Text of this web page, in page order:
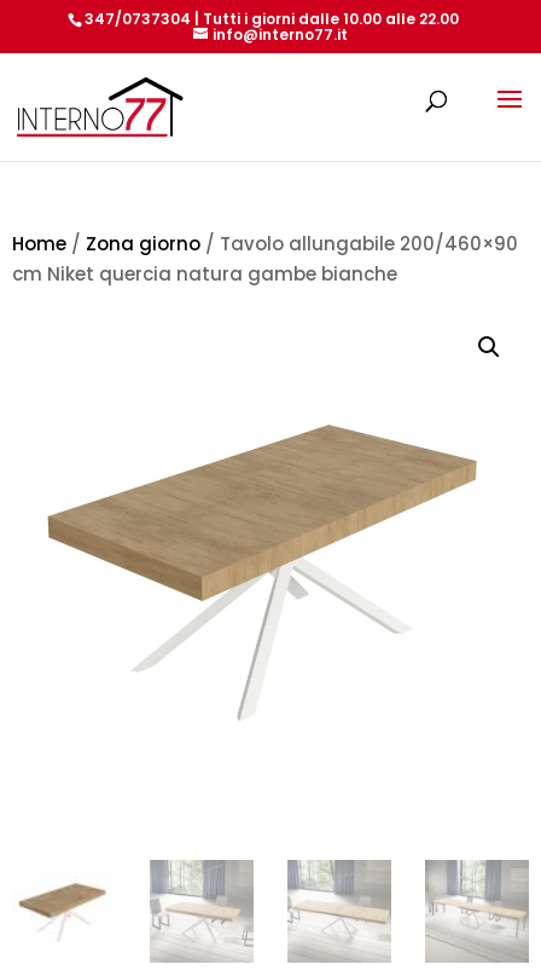
347/0737304 | Tutti i giorni dalle 10.00 alle 22.00
info@interno77.it
Home / Zona giorno / Tavolo allungabile 200/460×90
cm Niket quercia natura gambe bianche